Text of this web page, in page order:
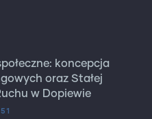
koncepcja
oraz Stałej
w Dopiewie